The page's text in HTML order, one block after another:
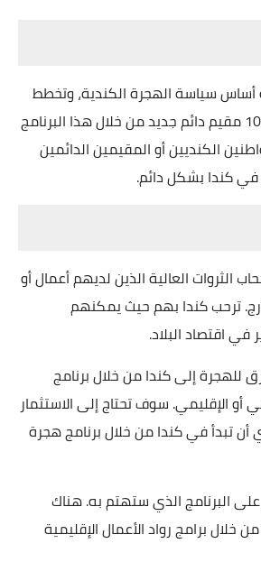
أساس سياسة الهجرة الكندية، وتخطط
البلاد لاستقبال 105,000 مقيم دائم جديد من خلال هذا البرنامج
الكنديين أو المقيمين الدائمين
في كندا بشكل دائم.
الثروات العالية الذين لديهم أعمال أو
ترحب كندا بهم حيث يمكنهم
اقتصاد البلاد.
للهجرة إلى كندا من خلال برنامج
أو الإقليمي. سوف تحتاج إلى الاستثمار
تبدأ في كندا من خلال برنامج هجرة
البرنامج الذي ستهتم به. هناك
خلال برامج رواد الأعمال الإقليمية